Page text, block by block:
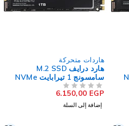
هاردات متحركة
هارد درايف M.2 SSD
سامسونج 1 تيرابايت NVMe
PCIe 980 PRO
6.150,00EGP
إضافة إلى السلة